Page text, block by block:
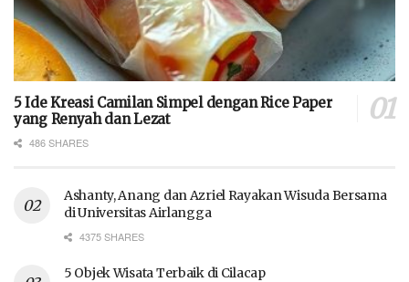
5 Ide Kreasi Camilan Simpel dengan Rice Paper
yang Renyah dan Lezat
486 SHARES
Ashanty, Anang dan Azriel Rayakan Wisuda Bersama
di Universitas Airlangga
4375 SHARES
5 Objek Wisata Terbaik di Cilacap